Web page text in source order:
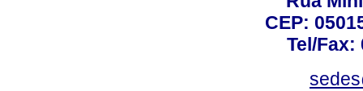
CEP:
Tel/Fax: